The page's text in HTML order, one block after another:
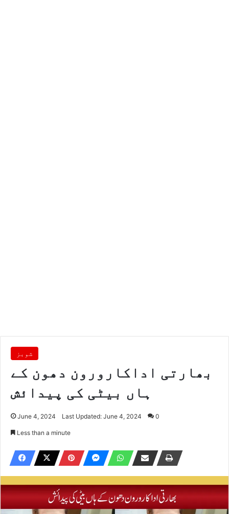
شوبز
بھارتی اداکارورون دھون کے
ہاں بیٹی کی پیدائش
June 4, 2024 Last Updated: June 4, 2024 0
Less than a minute